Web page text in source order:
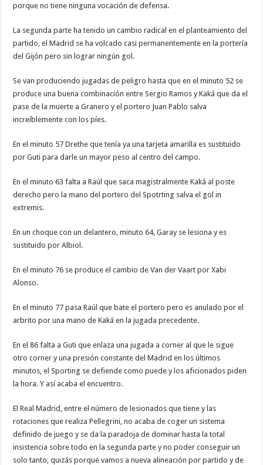
porque no tiene ninguna vocación de defensa.
La segunda parte ha tenido un cambio radical en el planteamiento del
partido, el Madrid se ha volcado casi permanentemente en la portería
del Gijón pero sin lograr ningún gol.
Se van produciendo jugadas de peligro hasta que en el minuto 52 se
produce una buena combinación entre Sergio Ramos y Kaká que da el
pase de la muerte a Granero y el portero Juan Pablo salva
increíblemente con los píes.
En el minuto 57 Drethe que tenía ya una tarjeta amarilla es sustituido
por Guti para darle un mayor peso al centro del campo.
En el minuto 63 falta a Raúl que saca magistralmente Kaká al poste
derecho pero la mano del portero del Spotrting salva el gol in
extremis.
En un choque con un delantero, minuto 64, Garay se lesiona y es
sustituido por Albiol.
En el minuto 76 se produce el cambio de Van der Vaart por Xabi
Alonso.
En el minuto 77 pasa Raúl que bate el portero pero es anulado por el
arbrito por una mano de Kaká en la jugada precedente.
En el 86 falta a Guti que enlaza una jugada a corner al que le sigue
otro corner y una presión constante del Madrid en los últimos
minutos, el Sporting se defiende como puede y los aficionados piden
la hora. Y así acaba el encuentro.
El Real Madrid, entre el número de lesionados que tiene y las
rotaciones que realiza Pellegrini, no acaba de coger un sistema
definido de juego y se da la paradoja de dominar hasta la total
insistencia sobre todo en la segunda parte y no poder conseguir un
solo tanto, quizás porque vamos a nueva alineación por partido y de